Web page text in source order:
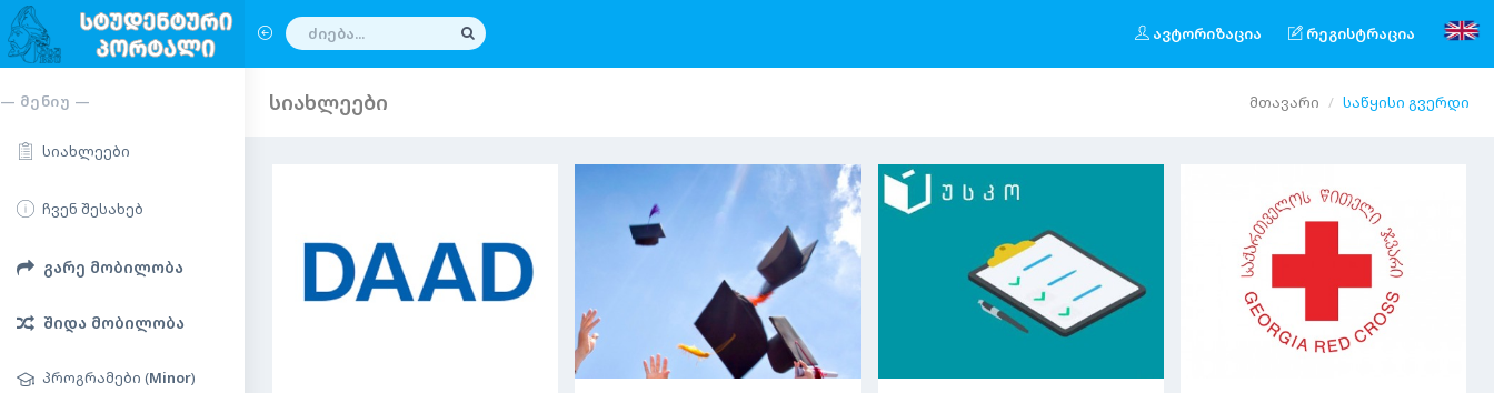
ავტორიზაცია რეგისტრაცია
— ᲛᲔᲜᲘᲣ —
სიახლეები
ჩვენ შესახებ
გარე მობილობა
შიდა მობილობა
პროგრამები (Minor)
სიახლეები მთავარი საწყისი გვერდი